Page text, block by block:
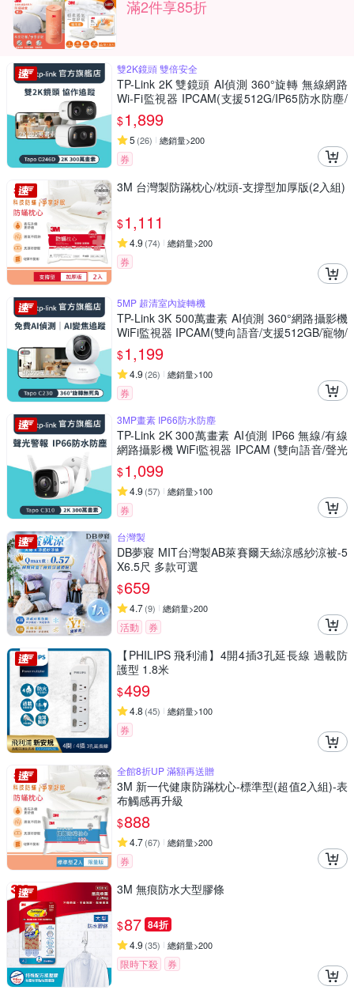
滿2件享85折
雙2K鏡頭 雙倍安全
TP-Link 2K 雙鏡頭 AI偵測 360°旋轉 無線網路
Wi-Fi監視器 IPCAM(支援512G/IP65防水防塵/
Tapo C246D)
$1,899
5 (26) 總銷量>200
券
3M 台灣製防蹣枕心/枕頭-支撐型加厚版(2入組)
$1,111
4.9 (74) 總銷量>200
券
5MP 超清室內旋轉機
TP-Link 3K 500萬畫素 AI偵測 360°網路攝影機
WiFi監視器 IPCAM(雙向語音/支援512GB/寵物/
嬰兒/長輩/Tapo C230 )
$1,199
4.9 (26) 總銷量>100
券
3MP畫素 IP66防水防塵
TP-Link 2K 300萬畫素 AI偵測 IP66 無線/有線
網路攝影機 WiFi監視器 IPCAM (雙向語音/聲光
警報/Tapo C310)
$1,099
4.9 (57) 總銷量>100
券
台灣製
DB夢寢 MIT台灣製AB萊賽爾天絲涼感紗涼被-5
X6.5尺 多款可選
$659
4.7(9) 總銷量>200
活動 券
【PHILIPS 飛利浦】4開4插3孔延長線 過載防
護型 1.8米
$499
4.8 (45) 總銷量>100
券
全館8折UP 滿額再送贈
3M 新一代健康防蹣枕心-標準型(超值2入組)-表
布觸感再升級
$888
4.7(67) 總銷量>200
券
3M 無痕防水大型膠條
$87 84折
4.9 (35) 總銷量>200
限時下殺 券